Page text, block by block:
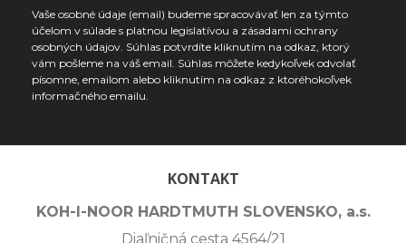
Vaše osobné údaje (email) budeme spracovávať len za týmto
účelom v súlade s platnou legislatívou a zásadami ochrany
osobných údajov. Súhlas potvrdíte kliknutím na odkaz, ktorý
vám pošleme na váš email. Súhlas môžete kedykoľvek odvolať
písomne, emailom alebo kliknutím na odkaz z ktoréhokoľvek
informačného emailu.
KONTAKT
KOH-I-NOOR HARDTMUTH SLOVENSKO, a.s.
Diaľničná cesta 4564/21